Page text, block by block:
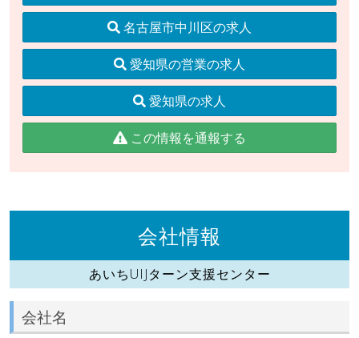
名古屋市中川区の求人
愛知県の営業の求人
愛知県の求人
この情報を通報する
会社情報
あいちUIJターン支援センター
会社名